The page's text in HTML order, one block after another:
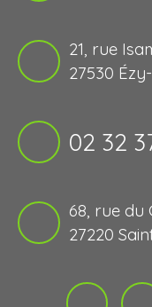
21, rue
27530
02 32
68, rue du
27220